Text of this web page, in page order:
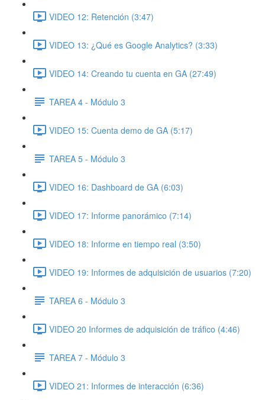
VIDEO 12: Retención (3:47)
VIDEO 13: ¿Qué es Google Analytics? (3:33)
VIDEO 14: Creando tu cuenta en GA (27:49)
TAREA 4 - Módulo 3
VIDEO 15: Cuenta demo de GA (5:17)
TAREA 5 - Módulo 3
VIDEO 16: Dashboard de GA (6:03)
VIDEO 17: Informe panorámico (7:14)
VIDEO 18: Informe en tiempo real (3:50)
VIDEO 19: Informes de adquisición de usuarios (7:20)
TAREA 6 - Módulo 3
VIDEO 20 Informes de adquisición de tráfico (4:46)
TAREA 7 - Módulo 3
VIDEO 21: Informes de interacción (6:36)